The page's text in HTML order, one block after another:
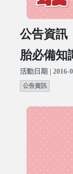
公告資訊
胎必備知
活動日期 | 2016-
公告資訊